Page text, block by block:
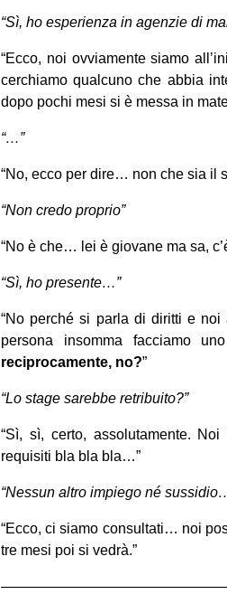
“Sì, ho esperienza in agenzie di
“Ecco, noi ovviamente siamo
cerchiamo qualcuno che abbia
dopo pochi mesi si è messa in
“…”
“No, ecco per dire… non che sia il
“Non credo proprio”
“No è che… lei è giovane ma sa,
“Sì, ho presente…”
“No perché si parla di diritti e noi
persona insomma facciamo
reciprocamente, no?”
“Lo stage sarebbe retribuito?”
“Sì, sì, certo, assolutamente.
requisiti bla bla bla…”
“Nessun altro impiego né
“Ecco, ci siamo consultati… noi
tre mesi poi si vedrà.”